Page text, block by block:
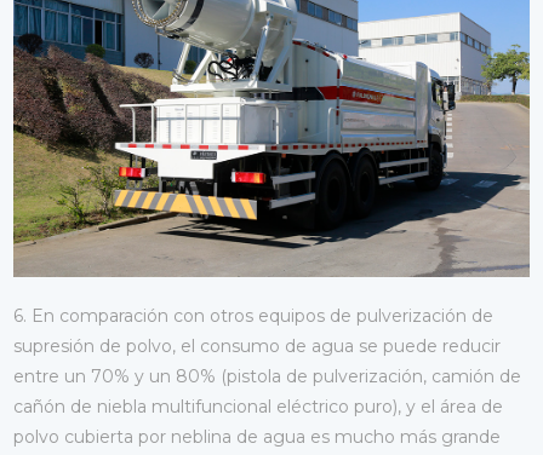
6. En comparación con otros equipos de pulverización de
supresión de polvo, el consumo de agua se puede reducir
entre un 70% y un 80% (pistola de pulverización, camión de
cañón de niebla multifuncional eléctrico puro), y el área de
polvo cubierta por neblina de agua es mucho más grande